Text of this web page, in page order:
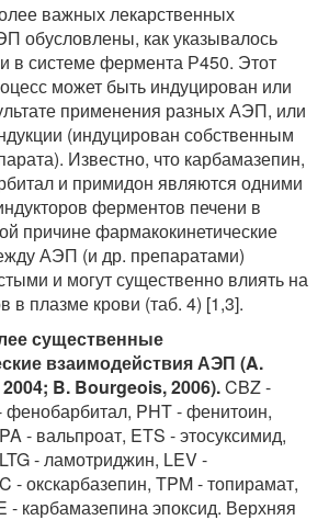
важных лекарственных
обусловлены, как указывалось
в системе фермента Р450. Этот
может быть индуцирован или
применения разных АЭП, или
(индуцирован собственным
Известно, что карбамазепин,
и примидон являются одними
ферментов печени в
причине фармакокинетические
АЭП (и др. препаратами)
и могут существенно влиять на
в плазме крови (таб. 4) [1,3].
существенные
взаимодействия АЭП (A.
B. Bourgeois, 2006).CBZ -
фенобарбитал, PHT - фенитоин,
- вальпроат, ETS - этосуксимид,
- ламотриджин, LEV -
- окскарбазепин, TPM - топирамат,
- карбамазепина эпоксид. Верхняя